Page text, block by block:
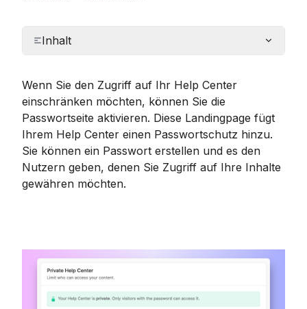
Inhalt
Wenn Sie den Zugriff auf Ihr Help Center
einschränken möchten, können Sie die
Passwortseite aktivieren. Diese Landingpage fügt
Ihrem Help Center einen Passwortschutz hinzu.
Sie können ein Passwort erstellen und es den
Nutzern geben, denen Sie Zugriff auf Ihre Inhalte
gewähren möchten.